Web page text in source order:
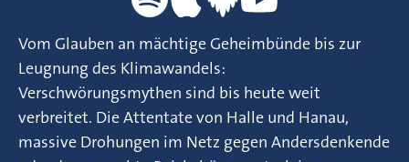
Vom Glauben an mächtige Geheimbünde bis zur
Leugnung des Klimawandels:
Verschwörungsmythen sind bis heute weit
verbreitet. Die Attentate von Halle und Hanau,
massive Drohungen im Netz gegen Andersdenkende